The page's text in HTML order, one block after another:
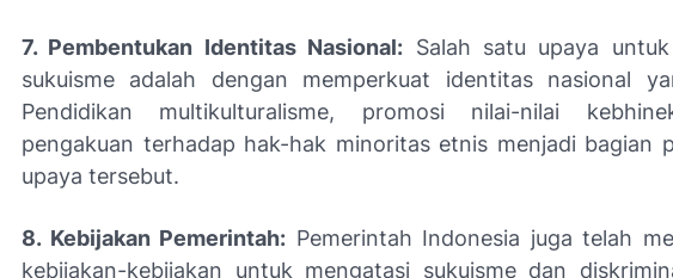
7. Pembentukan Identitas Nasional: Salah satu upaya
sukuisme adalah dengan memperkuat identitas nasional
Pendidikan multikulturalisme, promosi nilai-nilai
pengakuan terhadap hak-hak minoritas etnis menjadi bagian
upaya tersebut.
8. Kebijakan Pemerintah: Pemerintah Indonesia juga telah
kebijakan-kebijakan untuk mengatasi sukuisme dan